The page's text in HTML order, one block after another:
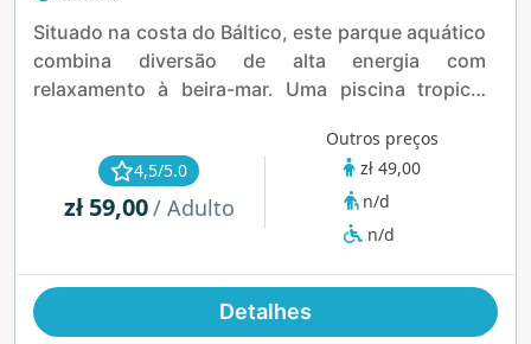
Situado na costa do Báltico, este parque aquático
combina diversão de alta energia com
relaxamento à beira-mar. Uma piscina tropical
massagem cria o cenário, enquanto tobogãs
rápidos proporcionam uma descarga de
adrenalina. Para momentos mais tranquilos, há
uma zona de vapor e uma sauna em gruta com
emoção encontra a tranquilidade.
4,5/5.0
zł 59,00/ Adulto
Outros preços
zł 49,00
n/d
n/d
Detalhes